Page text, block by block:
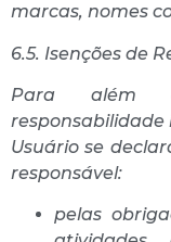
marcas, nomes
6.5. Isenções de
Para além
responsabilidade
Usuário se
responsável:
pelas